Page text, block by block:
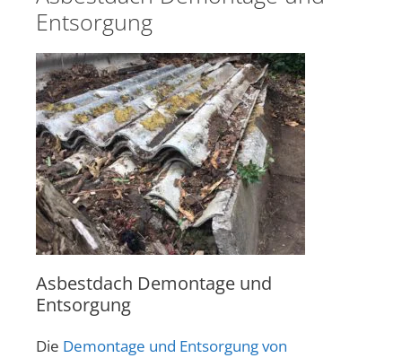
Entsorgung
Asbestdach Demontage und
Entsorgung
Die Demontage und Entsorgung von